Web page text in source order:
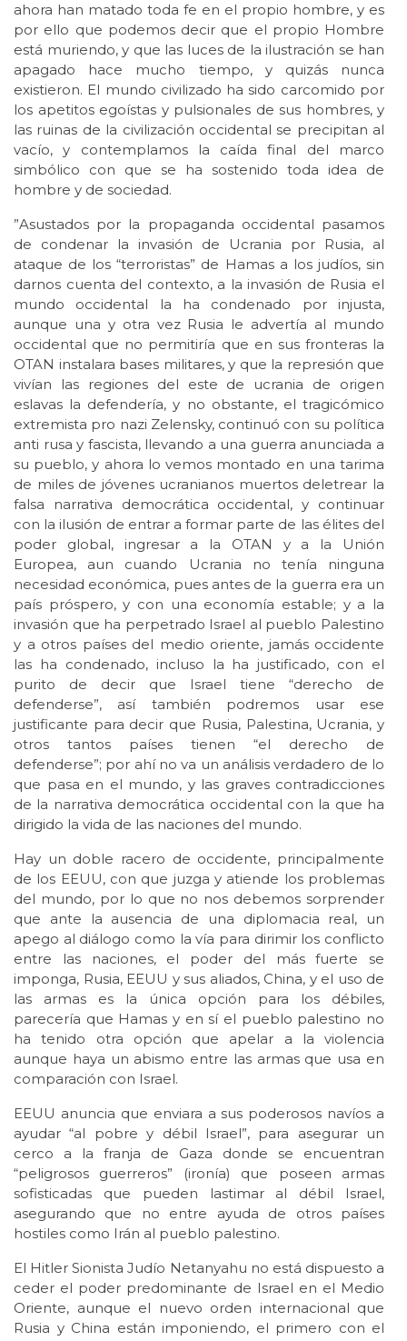
ahora han matado toda fe en el propio hombre, y es
por ello que podemos decir que el propio Hombre
está muriendo, y que las luces de la ilustración se han
apagado hace mucho tiempo, y quizás nunca
existieron. El mundo civilizado ha sido carcomido por
los apetitos egoístas y pulsionales de sus hombres, y
las ruinas de la civilización occidental se precipitan al
vacío, y contemplamos la caída final del marco
simbólico con que se ha sostenido toda idea de
hombre y de sociedad.
”Asustados por la propaganda occidental pasamos
de condenar la invasión de Ucrania por Rusia, al
ataque de los “terroristas” de Hamas a los judíos, sin
darnos cuenta del contexto, a la invasión de Rusia el
mundo occidental la ha condenado por injusta,
aunque una y otra vez Rusia le advertía al mundo
occidental que no permitiría que en sus fronteras la
OTAN instalara bases militares, y que la represión que
vivían las regiones del este de ucrania de origen
eslavas la defendería, y no obstante, el tragicómico
extremista pro nazi Zelensky, continuó con su política
anti rusa y fascista, llevando a una guerra anunciada a
su pueblo, y ahora lo vemos montado en una tarima
de miles de jóvenes ucranianos muertos deletrear la
falsa narrativa democrática occidental, y continuar
con la ilusión de entrar a formar parte de las élites del
poder global, ingresar a la OTAN y a la Unión
Europea, aun cuando Ucrania no tenía ninguna
necesidad económica, pues antes de la guerra era un
país próspero, y con una economía estable; y a la
invasión que ha perpetrado Israel al pueblo Palestino
y a otros países del medio oriente, jamás occidente
las ha condenado, incluso la ha justificado, con el
purito de decir que Israel tiene “derecho de
defenderse”, así también podremos usar ese
justificante para decir que Rusia, Palestina, Ucrania, y
otros tantos países tienen “el derecho de
defenderse”; por ahí no va un análisis verdadero de lo
que pasa en el mundo, y las graves contradicciones
de la narrativa democrática occidental con la que ha
dirigido la vida de las naciones del mundo.
Hay un doble racero de occidente, principalmente
de los EEUU, con que juzga y atiende los problemas
del mundo, por lo que no nos debemos sorprender
que ante la ausencia de una diplomacia real, un
apego al diálogo como la vía para dirimir los conflicto
entre las naciones, el poder del más fuerte se
imponga, Rusia, EEUU y sus aliados, China, y el uso de
las armas es la única opción para los débiles,
parecería que Hamas y en sí el pueblo palestino no
ha tenido otra opción que apelar a la violencia
aunque haya un abismo entre las armas que usa en
comparación con Israel.
EEUU anuncia que enviara a sus poderosos navíos a
ayudar “al pobre y débil Israel”, para asegurar un
cerco a la franja de Gaza donde se encuentran
“peligrosos guerreros” (ironía) que poseen armas
sofisticadas que pueden lastimar al débil Israel,
asegurando que no entre ayuda de otros países
hostiles como Irán al pueblo palestino.
El Hitler Sionista Judío Netanyahu no está dispuesto a
ceder el poder predominante de Israel en el Medio
Oriente, aunque el nuevo orden internacional que
Rusia y China están imponiendo, el primero con el